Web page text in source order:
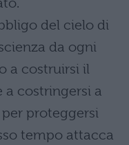
del cielo di
da ogni
a costruirsi il
costringersi a
proteggersi
tempo attacca